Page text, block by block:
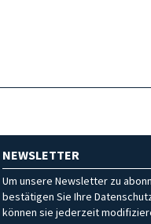
NEWSLETTER
Um unsere Newsletter zu
bestätigen Sie Ihre
können sie jederzeit